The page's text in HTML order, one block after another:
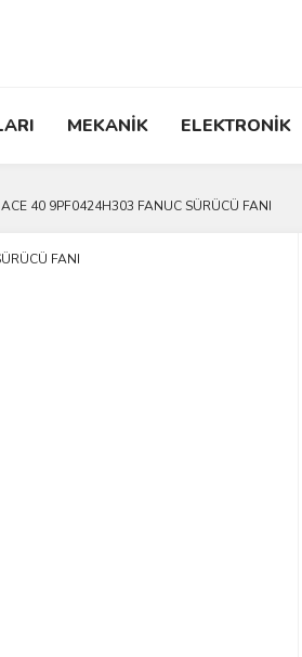
MEKANİK ELEKTRONİK
40 9PF0424H303 FANUC SÜRÜCÜ FANI